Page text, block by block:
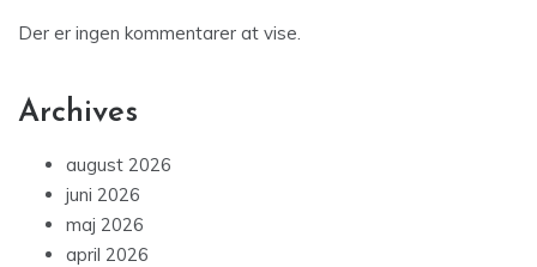
Der er ingen kommentarer at vise.
Archives
august 2026
juni 2026
maj 2026
april 2026